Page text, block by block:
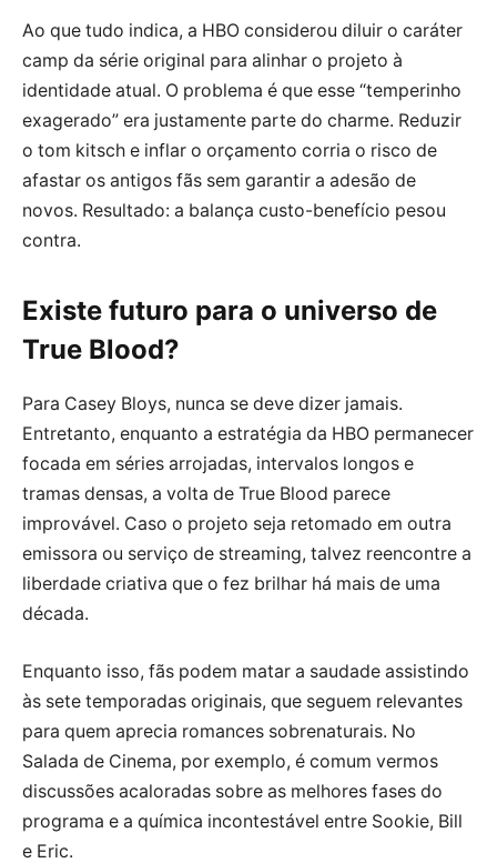
Ao que tudo indica, a HBO considerou diluir o caráter
camp da série original para alinhar o projeto à
identidade atual. O problema é que esse “temperinho
exagerado” era justamente parte do charme. Reduzir
o tom kitsch e inflar o orçamento corria o risco de
afastar os antigos fãs sem garantir a adesão de
novos. Resultado: a balança custo-benefício pesou
contra.
Existe futuro para o universo de
True Blood?
Para Casey Bloys, nunca se deve dizer jamais.
Entretanto, enquanto a estratégia da HBO permanecer
focada em séries arrojadas, intervalos longos e
tramas densas, a volta de True Blood parece
improvável. Caso o projeto seja retomado em outra
emissora ou serviço de streaming, talvez reencontre a
liberdade criativa que o fez brilhar há mais de uma
década.
Enquanto isso, fãs podem matar a saudade assistindo
às sete temporadas originais, que seguem relevantes
para quem aprecia romances sobrenaturais. No
Salada de Cinema, por exemplo, é comum vermos
discussões acaloradas sobre as melhores fases do
programa e a química incontestável entre Sookie, Bill
e Eric.